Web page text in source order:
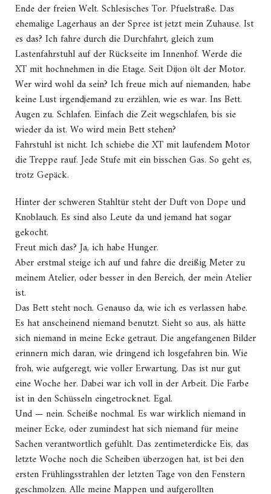
Ende der freien Welt. Schlesisches Tor. Pfuelstraße. Das
ehemalige Lagerhaus an der Spree ist jetzt mein Zuhause. Ist
es das? Ich fahre durch die Durchfahrt, gleich zum
Lastenfahrstuhl auf der Rückseite im Innenhof. Werde die
XT mit hochnehmen in die Etage. Seit Dijon ölt der Motor.
Wer wird wohl da sein? Ich freue mich auf niemanden, habe
keine Lust irgendjemand zu erzählen, wie es war. Ins Bett.
Augen zu. Schlafen. Einfach die Zeit wegschlafen, bis sie
wieder da ist. Wo wird mein Bett stehen?
Fahrstuhl ist nicht. Ich schiebe die XT mit laufendem Motor
die Treppe rauf. Jede Stufe mit ein bisschen Gas. So geht es,
trotz Gepäck.
Hinter der schweren Stahltür steht der Duft von Dope und
Knoblauch. Es sind also Leute da und jemand hat sogar
gekocht.
Freut mich das? Ja, ich habe Hunger.
Aber erstmal steige ich auf und fahre die dreißig Meter zu
meinem Atelier, oder besser in den Bereich, der mein Atelier
ist.
Das Bett steht noch. Genauso da, wie ich es verlassen habe.
Es hat anscheinend niemand benutzt. Sieht so aus, als hätte
sich niemand in meine Ecke getraut. Die angefangenen Bilder
erinnern mich daran, wie dringend ich losgefahren bin. Wie
froh, wie aufgeregt, wie voller Erwartung. Das ist nur gut
eine Woche her. Dabei war ich voll in der Arbeit. Die Farbe
ist in den Schüsseln eingetrocknet. Egal.
Und — nein. Scheiße nochmal. Es war wirklich niemand in
meiner Ecke, oder zumindest hat sich niemand für meine
Sachen verantwortlich gefühlt. Das zentimeterdicke Eis, das
letzte Woche noch die Scheiben überzogen hat, ist bei den
ersten Frühlingsstrahlen der letzten Tage von den Fenstern
geschmolzen. Alle meine Mappen und aufgerollten